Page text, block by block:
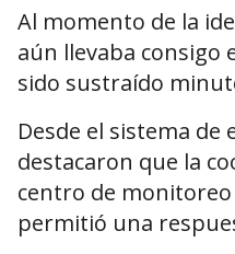
Al momento de la
aún llevaba consigo
sido sustraído
Desde el sistema de
destacaron que la
centro de
permitió una